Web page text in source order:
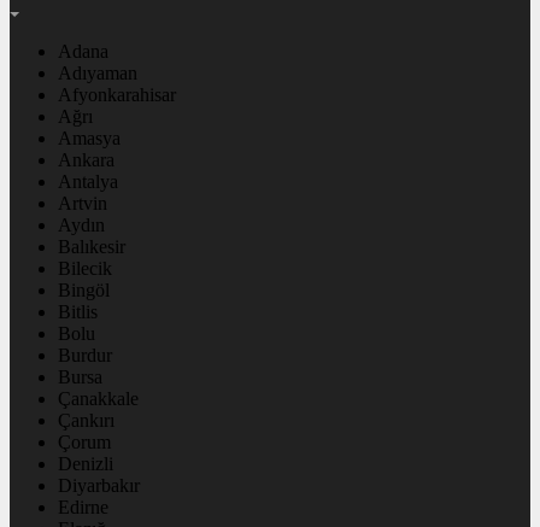
Adana
Adıyaman
Afyonkarahisar
Ağrı
Amasya
Ankara
Antalya
Artvin
Aydın
Balıkesir
Bilecik
Bingöl
Bitlis
Bolu
Burdur
Bursa
Çanakkale
Çankırı
Çorum
Denizli
Diyarbakır
Edirne